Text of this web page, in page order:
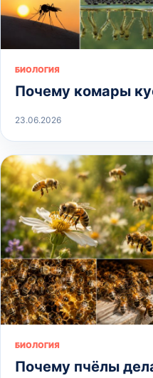
БИОЛОГИЯ
Почему комары
23.06.2026
БИОЛОГИЯ
Почему пчёлы